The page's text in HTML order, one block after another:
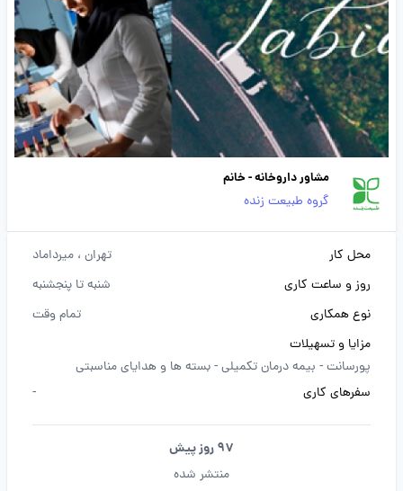
مشاور داروخانه - خانم
گروه طبیعت زنده
محل کار تهران ، میرداماد
روز و ساعت کاری
شنبه تا پنجشنبه
نوع همکاری
تمام وقت
مزایا و تسهیلات
پورسانت - بیمه درمان تکمیلی -بسته ها و هدایای مناسبتی
سفرهای کاری
-
97 روز پیش
منتشر شده